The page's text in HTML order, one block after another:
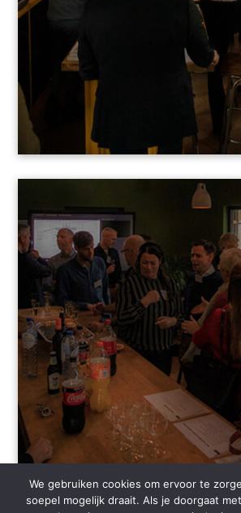
We gebruiken cookies om ervoor te
soepel mogelijk draait. Als je doorgaat